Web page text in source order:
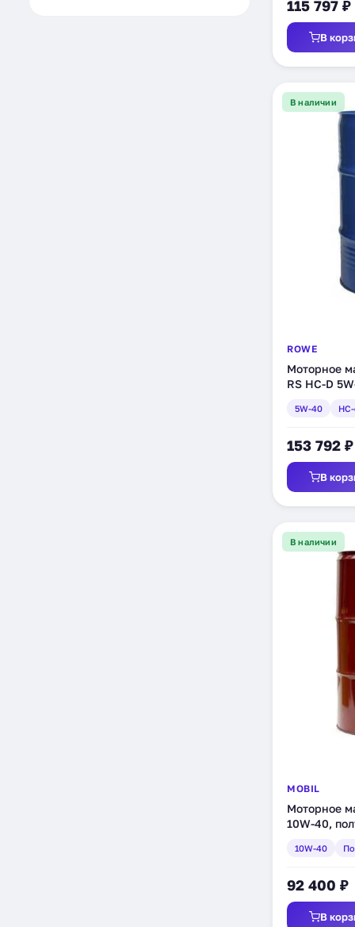
115 797 ₽
В
В наличии
ROWE
Моторное
RS HC-D
5W-40
153 792 ₽
В
В наличии
MOBIL
Моторное
10W-40,
10W-40
92 400 ₽
В